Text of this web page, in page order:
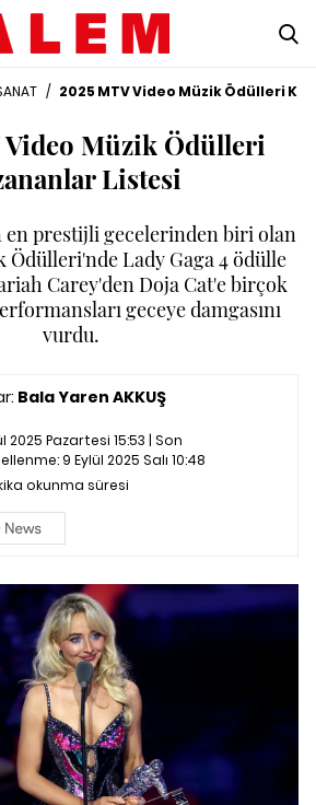
/ 2025 MTV Video Müzik Ödülleri
Video Müzik Ödülleri
Listesi
en prestijli gecelerinden biri olan
Ödülleri'nde Lady Gaga 4 ödülle
Carey'den Doja Cat'e birçok
geceye damgasını
vurdu.
Bala Yaren AKKUŞ
2025 Pazartesi 15:53 | Son
9 Eylül 2025 Salı 10:48
okunma süresi